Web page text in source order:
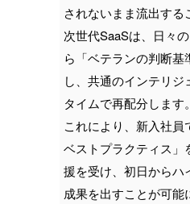
されないまま流出する
次世代SaaSは、日々
ら「ベテランの判断基
し、共通のインテリ
タイムで再配分します。
これにより、新入社
ベストプラクティス」
援を受け、初日からハ
成果を出すことが可能